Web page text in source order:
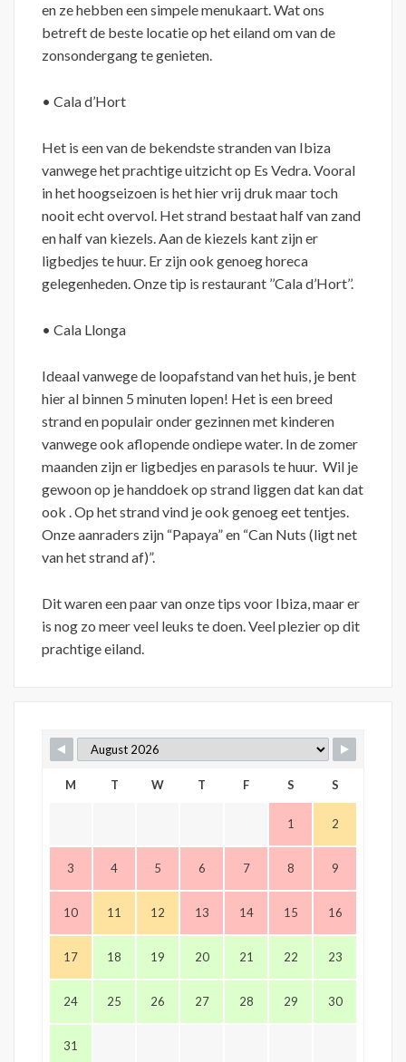
en ze hebben een simpele menukaart. Wat ons
betreft de beste locatie op het eiland om van de
zonsondergang te genieten.
• Cala d’Hort
Het is een van de bekendste stranden van Ibiza
vanwege het prachtige uitzicht op Es Vedra. Vooral
in het hoogseizoen is het hier vrij druk maar toch
nooit echt overvol. Het strand bestaat half van zand
en half van kiezels. Aan de kiezels kant zijn er
ligbedjes te huur. Er zijn ook genoeg horeca
gelegenheden. Onze tip is restaurant ’’Cala d’Hort’’.
• Cala Llonga
Ideaal vanwege de loopafstand van het huis, je bent
hier al binnen 5 minuten lopen! Het is een breed
strand en populair onder gezinnen met kinderen
vanwege ook aflopende ondiepe water. In de zomer
maanden zijn er ligbedjes en parasols te huur. Wil je
gewoon op je handdoek op strand liggen dat kan dat
ook . Op het strand vind je ook genoeg eet tentjes.
Onze aanraders zijn “Papaya” en “Can Nuts (ligt net
van het strand af)”.
Dit waren een paar van onze tips voor Ibiza, maar er
is nog zo meer veel leuks te doen. Veel plezier op dit
prachtige eiland.
M T W T F S S
1 2
3 4 5 6 7 8 9
10 11 12 13 14 15 16
17 18 19 20 21 22 23
24 25 26 27 28 29 30
31